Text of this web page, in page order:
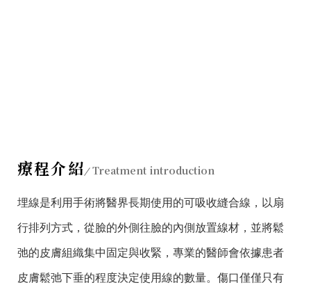
療程介紹 Treatment introduction
埋線是利用手術將醫界長期使用的可吸收縫合線，以扇
行排列方式，從臉的外側往臉的內側放置線材，並將鬆
弛的皮膚組織集中固定與收緊，專業的醫師會依據患者
皮膚鬆弛下垂的程度決定使用線的數量。傷口僅僅只有